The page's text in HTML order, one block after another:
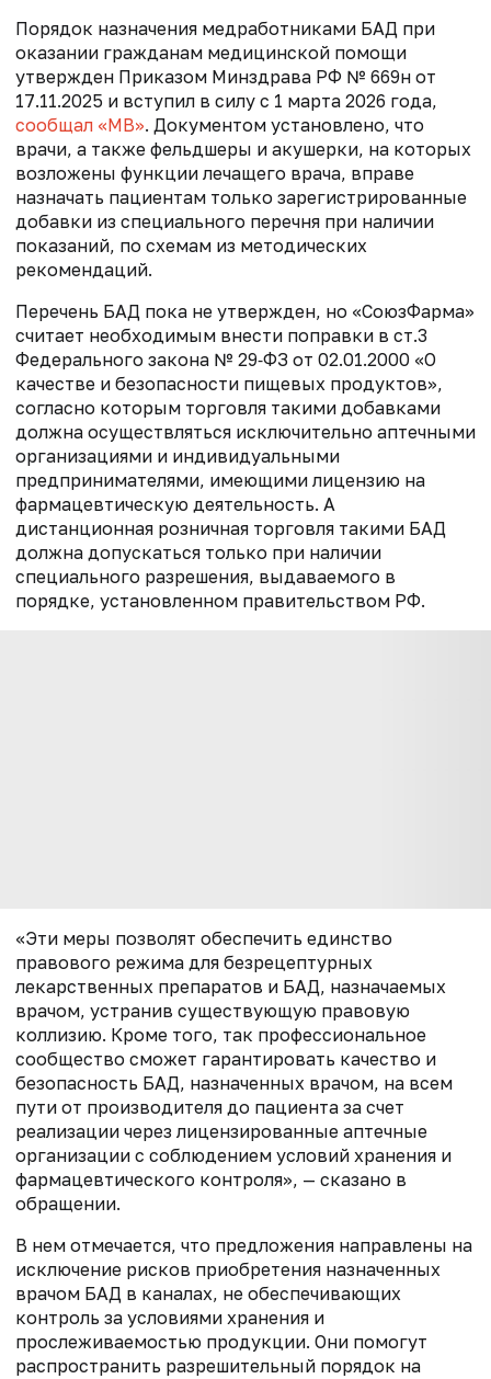
Порядок назначения медработниками БАД при
оказании гражданам медицинской помощи
утвержден Приказом Минздрава РФ № 669н от
17.11.2025 и вступил в силу с 1 марта 2026 года,
сообщал «МВ». Документом установлено, что
врачи, а также фельдшеры и акушерки, на которых
возложены функции лечащего врача, вправе
назначать пациентам только зарегистрированные
добавки из специального перечня при наличии
показаний, по схемам из методических
рекомендаций.
Перечень БАД пока не утвержден, но «СоюзФарма»
считает необходимым внести поправки в ст.3
Федерального закона № 29‑ФЗ от 02.01.2000 «О
качестве и безопасности пищевых продуктов»,
согласно которым торговля такими добавками
должна осуществляться исключительно аптечными
организациями и индивидуальными
предпринимателями, имеющими лицензию на
фармацевтическую деятельность. А
дистанционная розничная торговля такими БАД
должна допускаться только при наличии
специального разрешения, выдаваемого в
порядке, установленном правительством РФ.
«Эти меры позволят обеспечить единство
правового режима для безрецептурных
лекарственных препаратов и БАД, назначаемых
врачом, устранив существующую правовую
коллизию. Кроме того, так профессиональное
сообщество сможет гарантировать качество и
безопасность БАД, назначенных врачом, на всем
пути от производителя до пациента за счет
реализации через лицензированные аптечные
организации с соблюдением условий хранения и
фармацевтического контроля», — сказано в
обращении.
В нем отмечается, что предложения направлены на
исключение рисков приобретения назначенных
врачом БАД в каналах, не обеспечивающих
контроль за условиями хранения и
прослеживаемостью продукции. Они помогут
распространить разрешительный порядок на